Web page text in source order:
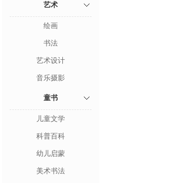
艺术
绘画
书法
艺术设计
音乐摄影
童书
儿童文学
科普百科
幼儿启蒙
美术书法